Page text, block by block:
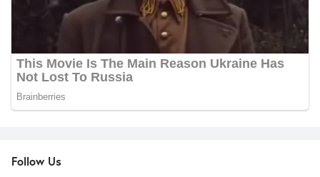
Follow Us